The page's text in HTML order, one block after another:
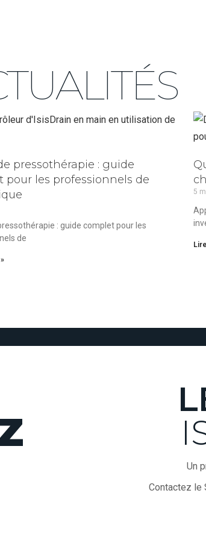
pressothérapie : guide
pour les professionnels de
: guide complet pour les
de
5
Un
Contactez le